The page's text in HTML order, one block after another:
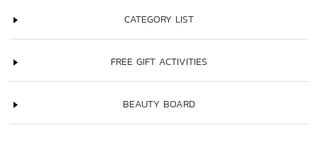
CATEGORY LIST
FREE GIFT ACTIVITIES
BEAUTY BOARD